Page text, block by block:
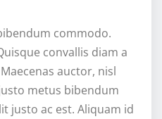
commodo.
convallis diam a
auctor, nisl
metus bibendum
justo ac est. Aliquam id